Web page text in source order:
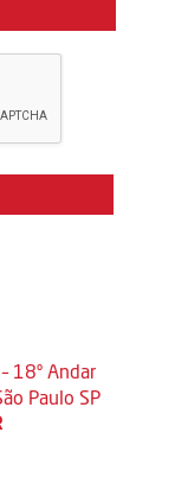
18º Andar
Paulo SP